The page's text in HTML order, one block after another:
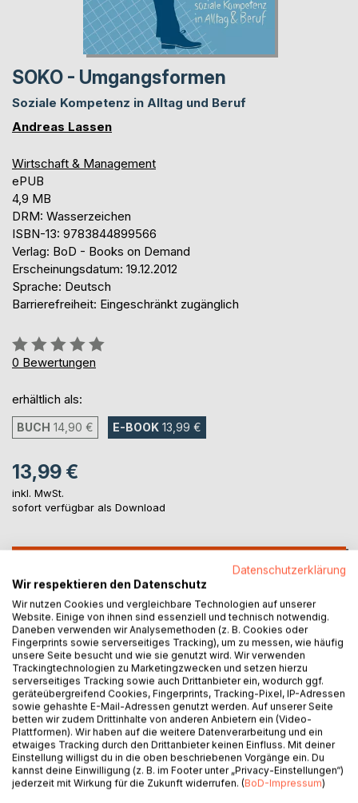
SOKO - Umgangsformen
Soziale Kompetenz in Alltag und Beruf
Andreas Lassen
Wirtschaft & Management
ePUB
4,9 MB
DRM: Wasserzeichen
ISBN-13: 9783844899566
Verlag: BoD - Books on Demand
Erscheinungsdatum: 19.12.2012
Sprache: Deutsch
Barrierefreiheit: Eingeschränkt zugänglich
Bewertung::
0%
0 Bewertungen
erhältlich als:
BUCH 14,90 € E-BOOK 13,99 €
13,99 €
inkl. MwSt.
sofort verfügbar als Download
Auf die Merkliste
Titel bewerten
BESCHREIBUNG
Moderne Umgangsformen sind gefragt! Diese wichtige
Datenschutzerklärung
Wir respektieren den Datenschutz
Wir nutzen Cookies und vergleichbare Technologien auf unserer
Website. Einige von ihnen sind essenziell und technisch notwendig.
Daneben verwenden wir Analysemethoden (z. B. Cookies oder
Fingerprints sowie serverseitiges Tracking), um zu messen, wie häufig
unsere Seite besucht und wie sie genutzt wird. Wir verwenden
Trackingtechnologien zu Marketingzwecken und setzen hierzu
serverseitiges Tracking sowie auch Drittanbieter ein, wodurch ggf.
geräteübergreifend Cookies, Fingerprints, Tracking-Pixel, IP-Adressen
sowie gehashte E-Mail-Adressen genutzt werden. Auf unserer Seite
betten wir zudem Drittinhalte von anderen Anbietern ein (Video-
Plattformen). Wir haben auf die weitere Datenverarbeitung und ein
etwaiges Tracking durch den Drittanbieter keinen Einfluss. Mit deiner
Einstellung willigst du in die oben beschriebenen Vorgänge ein. Du
kannst deine Einwilligung (z. B. im Footer unter „Privacy-Einstellungen“)
jederzeit mit Wirkung für die Zukunft widerrufen. (BoD-Impressum)